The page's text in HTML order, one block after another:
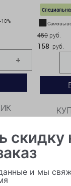
450 руб.
158 руб.
скидку
и мы